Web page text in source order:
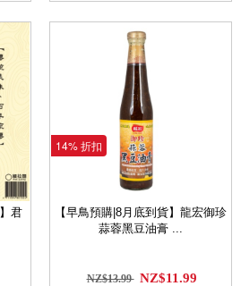
君
14% 折扣
【早鳥預購|8月底到貨】龍宏御珍
蒜蓉黑豆油膏 ...
NZ$13.99 NZ$11.99